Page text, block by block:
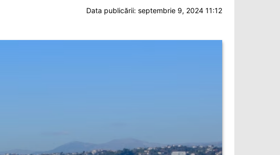
Data publicării: septembrie 9, 2024 11:12